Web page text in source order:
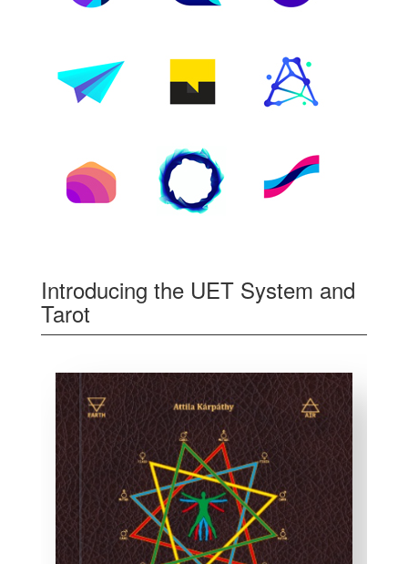
Introducing the UET System and
Tarot